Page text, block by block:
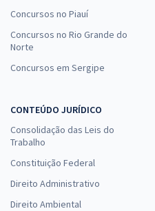
Concursos no Piauí
Concursos no Rio Grande do
Norte
Concursos em Sergipe
CONTEÚDO JURÍDICO
Consolidação das Leis do
Trabalho
Constituição Federal
Direito Administrativo
Direito Ambiental